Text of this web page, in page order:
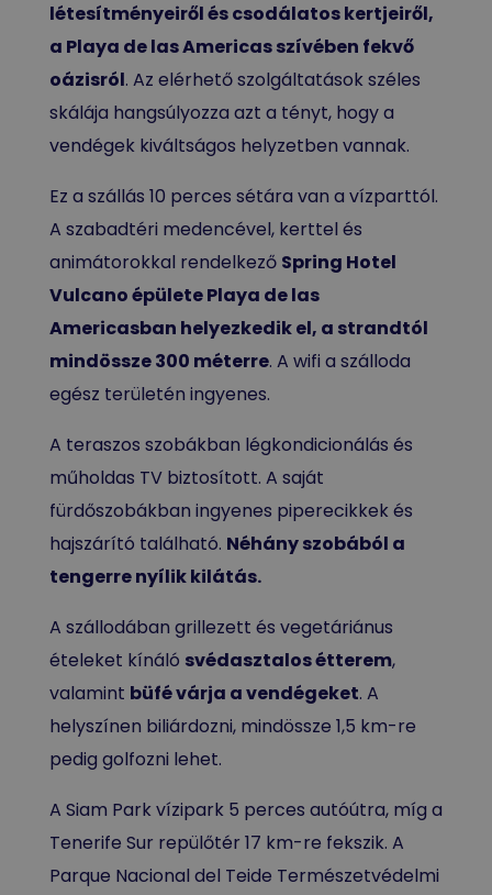
létesítményeiről és csodálatos kertjeiről,
a Playa de las Americas szívében fekvő
oázisról. Az elérhető szolgáltatások széles
skálája hangsúlyozza azt a tényt, hogy a
vendégek kiváltságos helyzetben vannak.
Ez a szállás 10 perces sétára van a vízparttól.
A szabadtéri medencével, kerttel és
animátorokkal rendelkező Spring Hotel
Vulcano épülete Playa de las
Americasban helyezkedik el, a strandtól
mindössze 300 méterre. A wifi a szálloda
egész területén ingyenes.
A teraszos szobákban légkondicionálás és
műholdas TV biztosított. A saját
fürdőszobákban ingyenes piperecikkek és
hajszárító található. Néhány szobából a
tengerre nyílik kilátás.
A szállodában grillezett és vegetáriánus
ételeket kínáló svédasztalos étterem,
valamint büfé várja a vendégeket. A
helyszínen biliárdozni, mindössze 1,5 km-re
pedig golfozni lehet.
A Siam Park vízipark 5 perces autóútra, míg a
Tenerife Sur repülőtér 17 km-re fekszik. A
Parque Nacional del Teide Természetvédelmi